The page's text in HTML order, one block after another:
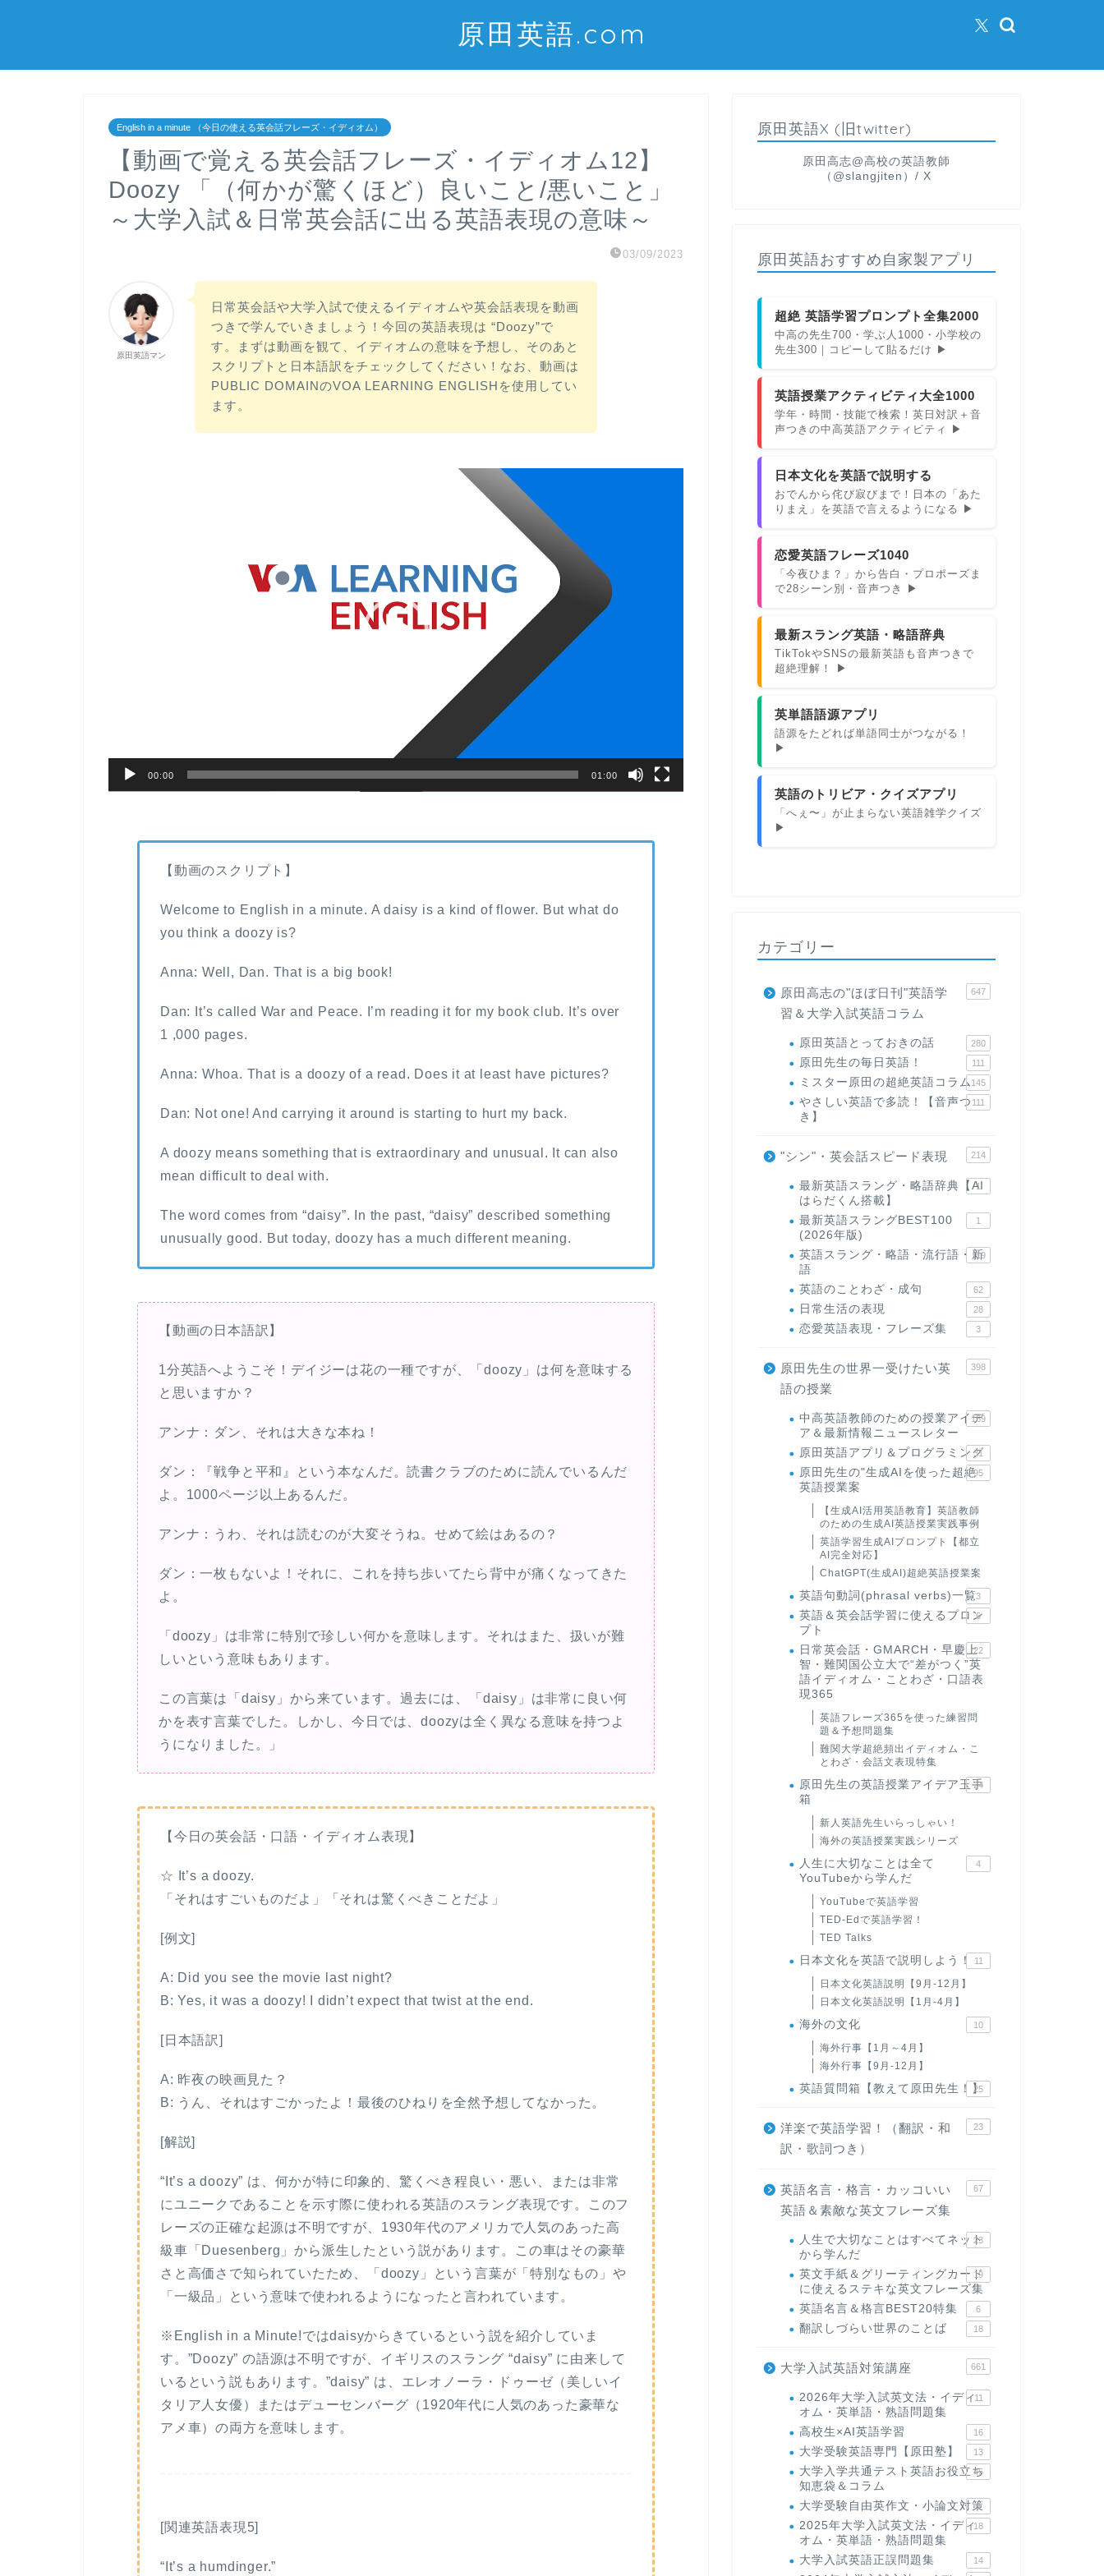
原田英語.com
English in a minute （今日の使える英会話フレーズ・イディオム）
【動画で覚える英会話フレーズ・イディオム12】
Doozy 「（何かが驚くほど）良いこと/悪いこと」
～大学入試＆日常英会話に出る英語表現の意味～
03/09/2023
原田英語マン
日常英会話や大学入試で使えるイディオムや英会話表現を動画
つきで学んでいきましょう！今回の英語表現は “Doozy”で
す。まずは動画を観て、イディオムの意味を予想し、そのあと
スクリプトと日本語訳をチェックしてください！なお、動画は
PUBLIC DOMAINのVOA LEARNING ENGLISHを使用してい
ます。
00:00 01:00
【動画のスクリプト】
Welcome to English in a minute. A daisy is a kind of flower. But what do
you think a doozy is?
Anna: Well, Dan. That is a big book!
Dan: It’s called War and Peace. I’m reading it for my book club. It’s over
1 ,000 pages.
Anna: Whoa. That is a doozy of a read. Does it at least have pictures?
Dan: Not one! And carrying it around is starting to hurt my back.
A doozy means something that is extraordinary and unusual. It can also
mean difficult to deal with.
The word comes from “daisy”. In the past, “daisy” described something
unusually good. But today, doozy has a much different meaning.
【動画の日本語訳】
1分英語へようこそ！デイジーは花の一種ですが、「doozy」は何を意味する
と思いますか？
アンナ：ダン、それは大きな本ね！
ダン：『戦争と平和』という本なんだ。読書クラブのために読んでいるんだ
よ。1000ページ以上あるんだ。
アンナ：うわ、それは読むのが大変そうね。せめて絵はあるの？
ダン：一枚もないよ！それに、これを持ち歩いてたら背中が痛くなってきた
よ。
「doozy」は非常に特別で珍しい何かを意味します。それはまた、扱いが難
しいという意味もあります。
この言葉は「daisy」から来ています。過去には、「daisy」は非常に良い何
かを表す言葉でした。しかし、今日では、doozyは全く異なる意味を持つよ
うになりました。」
【今日の英会話・口語・イディオム表現】
☆ It’s a doozy.
「それはすごいものだよ」「それは驚くべきことだよ」
[例文]
A: Did you see the movie last night?
B: Yes, it was a doozy! I didn’t expect that twist at the end.
[日本語訳]
A: 昨夜の映画見た？
B: うん、それはすごかったよ！最後のひねりを全然予想してなかった。
[解説]
“It’s a doozy” は、何かが特に印象的、驚くべき程良い・悪い、または非常
にユニークであることを示す際に使われる英語のスラング表現です。このフ
レーズの正確な起源は不明ですが、1930年代のアメリカで人気のあった高
級車「Duesenberg」から派生したという説があります。この車はその豪華
さと高価さで知られていたため、「doozy」という言葉が「特別なもの」や
「一級品」という意味で使われるようになったと言われています。
※English in a Minute!ではdaisyからきているという説を紹介していま
す。”Doozy” の語源は不明ですが、イギリスのスラング “daisy” に由来して
いるという説もあります。”daisy” は、エレオノーラ・ドゥーゼ（美しいイ
タリア人女優）またはデューセンバーグ（1920年代に人気のあった豪華な
アメ車）の両方を意味します。
[関連英語表現5]
“It’s a humdinger.”
原田英語X (旧twitter)
原田高志@高校の英語教師
（@slangjiten）/ X
原田英語おすすめ自家製アプリ
超絶 英語学習プロンプト全集2000
中高の先生700・学ぶ人1000・小学校の
先生300｜コピーして貼るだけ ▶
英語授業アクティビティ大全1000
学年・時間・技能で検索！英日対訳＋音
声つきの中高英語アクティビティ ▶
日本文化を英語で説明する
おでんから侘び寂びまで！日本の「あた
りまえ」を英語で言えるようになる ▶
恋愛英語フレーズ1040
「今夜ひま？」から告白・プロポーズま
で28シーン別・音声つき ▶
最新スラング英語・略語辞典
TikTokやSNSの最新英語も音声つきで
超絶理解！ ▶
英単語語源アプリ
語源をたどれば単語同士がつながる！
▶
英語のトリビア・クイズアプリ
「へぇ〜」が止まらない英語雑学クイズ
▶
カテゴリー
原田高志の"ほぼ日刊"英語学
習＆大学入試英語コラム
647
原田英語とっておきの話 280
原田先生の毎日英語！ 111
ミスター原田の超絶英語コラム145
やさしい英語で多読！【音声つ
き】
111
"シン"・英会話スピード表現 214
最新英語スラング・略語辞典【AI
はらだくん搭載】
1
最新英語スラングBEST100
(2026年版)
1
英語スラング・略語・流行語・新
語
119
英語のことわざ・成句 62
日常生活の表現 28
恋愛英語表現・フレーズ集 3
原田先生の世界一受けたい英
語の授業
398
中高英語教師のための授業アイデ
ア＆最新情報ニュースレター
169
原田英語アプリ＆プログラミング
31
原田先生の"生成AIを使った超絶
英語授業案
95
【生成AI活用英語教育】英語教師
のための生成AI英語授業実践事例
英語学習生成AIプロンプト【都立
AI完全対応】
ChatGPT(生成AI)超絶英語授業案
英語句動詞(phrasal verbs)一覧3
英語＆英会話学習に使えるプロン
プト
6
日常英会話・GMARCH・早慶上
智・難関国公立大で“差がつく”英
語イディオム・ことわざ・口語表
現365
22
英語フレーズ365を使った練習問
題＆予想問題集
難関大学超絶頻出イディオム・こ
とわざ・会話文表現特集
原田先生の英語授業アイデア玉手
箱
24
新人英語先生いらっしゃい！
海外の英語授業実践シリーズ
人生に大切なことは全て
YouTubeから学んだ
4
YouTubeで英語学習
TED-Edで英語学習！
TED Talks
日本文化を英語で説明しよう！ 11
日本文化英語説明【9月-12月】
日本文化英語説明【1月-4月】
海外の文化 10
海外行事【1月～4月】
海外行事【9月-12月】
英語質問箱【教えて原田先生！】
25
洋楽で英語学習！（翻訳・和
訳・歌詞つき）
23
英語名言・格言・カッコいい
英語＆素敵な英文フレーズ集
67
人生で大切なことはすべてネット
から学んだ
23
英文手紙＆グリーティングカード
に使えるステキな英文フレーズ集
19
英語名言＆格言BEST20特集 6
翻訳しづらい世界のことば 18
大学入試英語対策講座 661
2026年大学入試英文法・イディ
オム・英単語・熟語問題集
11
高校生×AI英語学習 16
大学受験英語専門【原田塾】 13
大学入学共通テスト英語お役立ち
知恵袋＆コラム
45
大学受験自由英作文・小論文対策
8
2025年大学入試英文法・イディ
オム・英単語・熟語問題集
18
大学入試英語正誤問題集 14